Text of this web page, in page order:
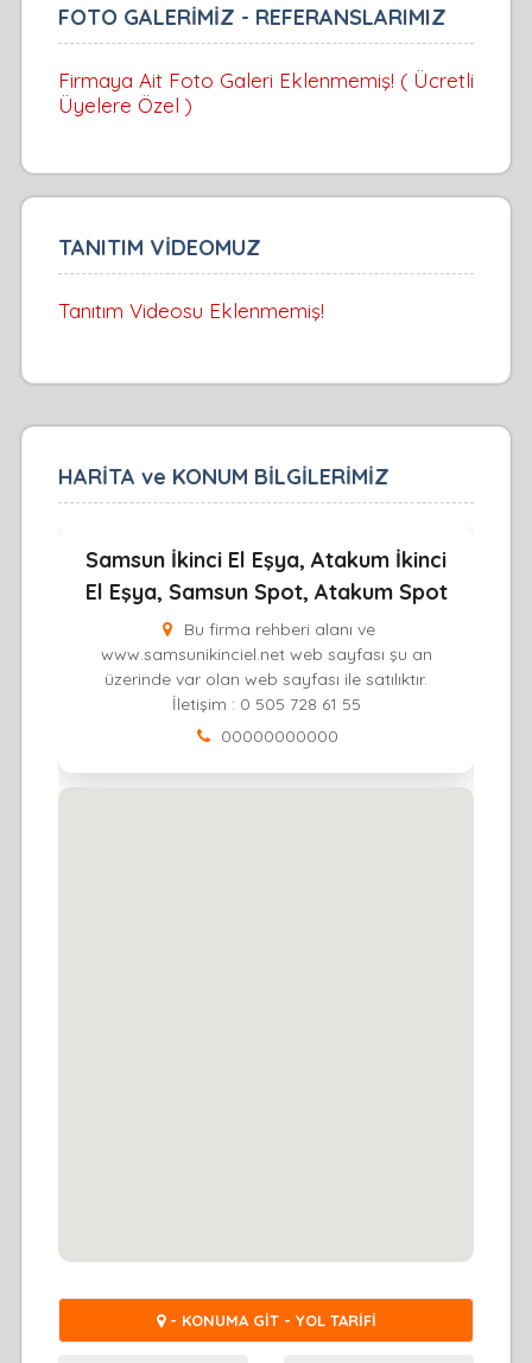
FOTO GALERİMİZ - REFERANSLARIMIZ
Firmaya Ait Foto Galeri Eklenmemiş! ( Ücretli
Üyelere Özel )
TANITIM VİDEOMUZ
Tanıtım Videosu Eklenmemiş!
HARİTA ve KONUM BİLGİLERİMİZ
Samsun İkinci El Eşya, Atakum İkinci
El Eşya, Samsun Spot, Atakum Spot
Bu firma rehberi alanı ve
www.samsunikinciel.net web sayfası şu an
üzerinde var olan web sayfası ile satılıktır.
İletişim : 0 505 728 61 55
00000000000
- KONUMA GİT - YOL TARİFİ